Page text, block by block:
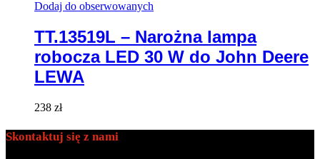
Dodaj do obserwowanych
TT.13519L – Narożna lampa
robocza LED 30 W do John Deere
LEWA
238 zł
Skontaktuj się z nami